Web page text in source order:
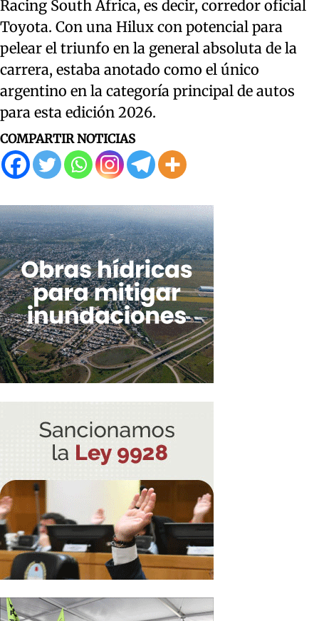
Racing South Africa, es decir, corredor oficial
Toyota. Con una Hilux con potencial para
pelear el triunfo en la general absoluta de la
carrera, estaba anotado como el único
argentino en la categoría principal de autos
para esta edición 2026.
COMPARTIR NOTICIAS